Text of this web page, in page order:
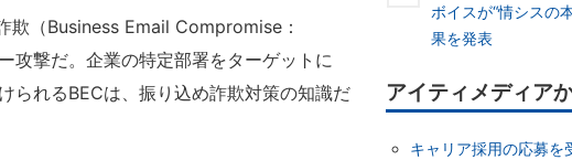
（Business Email Compromise：
攻撃だ。企業の特定部署をターゲットに
られるBECは、振り込め詐欺対策の知識だ
ボイスが“情シスの
果を発表
アイティメディア
キャリア採用の応募を